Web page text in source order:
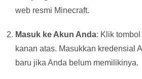
web resmi Minecraft.
Masuk ke Akun Anda: Klik tombol
kanan atas. Masukkan kredensial
baru jika Anda belum memilikinya.